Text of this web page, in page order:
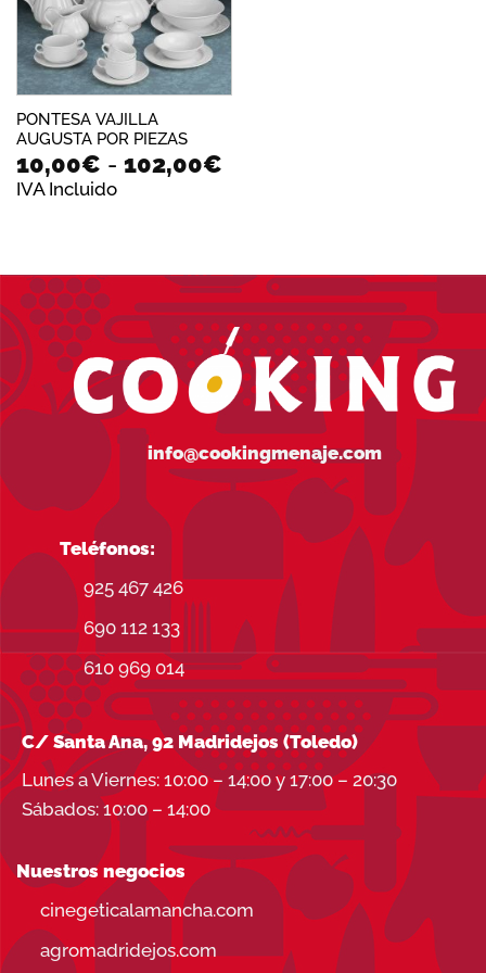
PONTESA VAJILLA
AUGUSTA POR PIEZAS
10,00€ - 102,00€Rango
hasta
102,00€
IVA Incluido
info@cookingmenaje.com
Teléfonos:
925 467 426
690 112 133
610 969 014
C/ Santa Ana, 92 Madridejos (Toledo)
Lunes a Viernes: 10:00 – 14:00 y 17:00 – 20:30
Sábados: 10:00 – 14:00
Nuestros negocios
cinegeticalamancha.com
agromadridejos.com